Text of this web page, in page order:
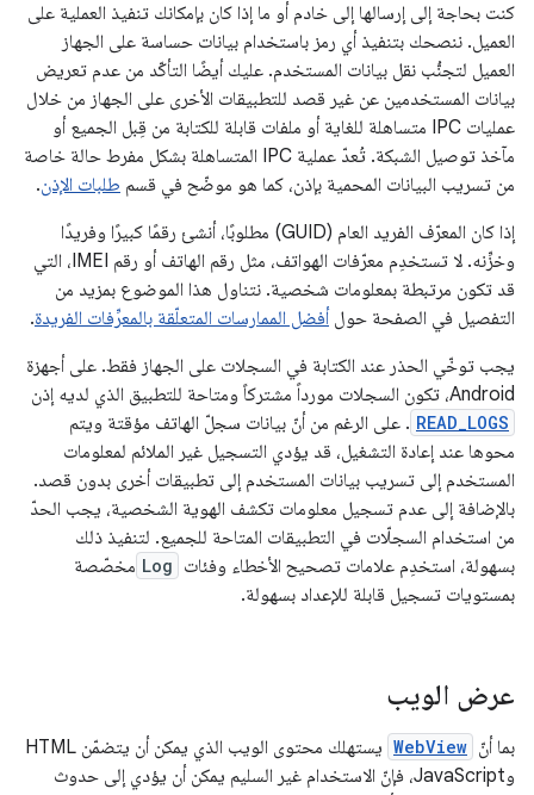
كنت بحاجة إلى إرسالها إلى خادم أو ما إذا كان بإمكانك تنفيذ العملية على
العميل. ننصحك بتنفيذ أي رمز باستخدام بيانات حساسة على الجهاز
العميل لتجنُّب نقل بيانات المستخدم. عليك أيضًا التأكّد من عدم تعريض
بيانات المستخدمين عن غير قصد للتطبيقات الأخرى على الجهاز من خلال
عمليات IPC متساهلة للغاية أو ملفات قابلة للكتابة من قِبل الجميع أو
مآخذ توصيل الشبكة. تُعدّ عملية IPC المتساهلة بشكل مفرط حالة خاصة
من تسريب البيانات المحمية بإذن، كما هو موضّح في قسم طلبات الإذن.
إذا كان المعرّف الفريد العام (GUID) مطلوبًا، أنشئ رقمًا كبيرًا وفريدًا
وخزِّنه. لا تستخدِم معرّفات الهواتف، مثل رقم الهاتف أو رقم IMEI، التي
قد تكون مرتبطة بمعلومات شخصية. نتناول هذا الموضوع بمزيد من
التفصيل في الصفحة حول أفضل الممارسات المتعلّقة بالمعرِّفات الفريدة.
يجب توخّي الحذر عند الكتابة في السجلات على الجهاز فقط. على أجهزة
Android، تكون السجلات مورداً مشتركاً ومتاحة للتطبيق الذي لديه إذن
READ_LOGS . على الرغم من أنّ بيانات سجلّ الهاتف مؤقتة ويتم
محوها عند إعادة التشغيل، قد يؤدي التسجيل غير الملائم لمعلومات
المستخدم إلى تسريب بيانات المستخدم إلى تطبيقات أخرى بدون قصد.
بالإضافة إلى عدم تسجيل معلومات تكشف الهوية الشخصية، يجب الحدّ
من استخدام السجلّات في التطبيقات المتاحة للجميع. لتنفيذ ذلك
بسهولة، استخدِم علامات تصحيح الأخطاء وفئات Log مخصّصة
بمستويات تسجيل قابلة للإعداد بسهولة.
عرض الويب
بما أنّ WebView
يستهلك محتوى الويب الذي يمكن أن يتضمّن HTML
وJavaScript، فإنّ الاستخدام غير السليم يمكن أن يؤدي إلى حدوث